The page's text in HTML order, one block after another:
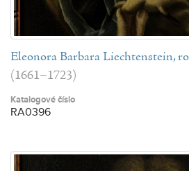
Eleonora Barbara Liechtenstein,
(1661–1723)
Katalogové číslo
RA0396